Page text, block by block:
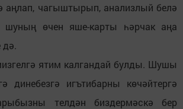
аңлап, чагыштырып, анализлый белә
өчен яше-карты һәрчак аңа
дә.
ятим калгандай булды. Шушы
динебезгә игътибарны көчәйтергә
телдән биздермәскә бер